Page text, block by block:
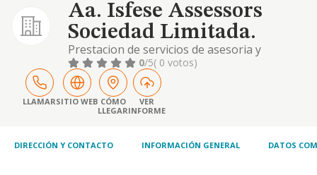
Aa. Isfese Assessors
Sociedad Limitada.
Prestacion de servicios de asesoria y
gestoria a terceras personas, fisicas y
juridicas en sentido amplio. actividad
inmobiliaria y de la construccion en general
0/5( 0 votos)
LLAMARSITIO WEB CÓMO
LLEGAR
VER
INFORME
DIRECCIÓN Y CONTACTO INFORMACIÓN GENERAL DATOS